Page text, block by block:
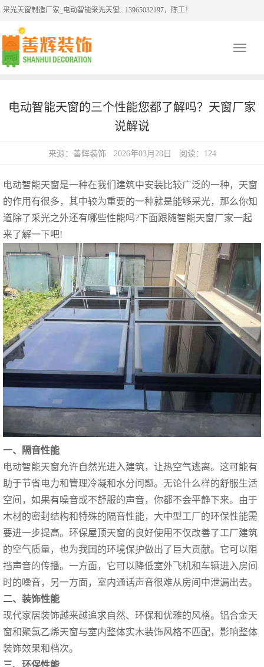
采光天窗制造厂家_电动智能采光天窗...13965032197，陈工！
Toggle
电动智能天窗的三个性能您都了解吗？天窗厂家
说解说
来源：善辉装饰 2026年03月28日 阅读：124
电动智能天窗是一种在我们建筑中安装比较广泛的一种，天窗
的作用有很多，其中较为重要的一种就是能够采光，那么你知
道除了采光之外还有哪些性能吗?下面跟随智能天窗厂家一起
来了解一下吧!
一、隔音性能
电动智能天窗允许自然光进入建筑，让热空气逃离。这可能有
助于节省电力和管理冷凝和水分问题。无论什么样的舒服生活
空间，如果有噪音或不舒服的声音，你都不会平静下来。由于
木材的密封结构和特殊的隔音性能，大中型工厂的环保性能需
要进一步提高。环保屋顶天窗的良好使用不仅改善了工厂建筑
的空气质量，也为我国的环境保护做出了巨大贡献。它可以阻
挡声音的传播。一方面，它可以降低室外飞机和车辆进入房间
时的噪音，另一方面，室内通话声音很难从房间中泄漏出去。
二、装饰性能
现代家居装饰越来越追求自然、环保和优雅的风格。铝合金天
窗和聚氯乙烯天窗与室内整体实木装饰风格不匹配，影响整体
装饰效果和档次。
三、环保性能